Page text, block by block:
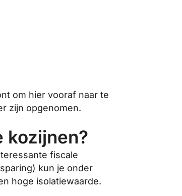
om hier vooraf naar te
zijn opgenomen.
kozijnen?
fiscale
kun je onder
hoge isolatiewaarde.